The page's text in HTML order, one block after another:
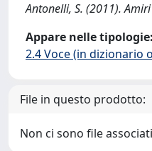
Antonelli, S. (2011).
Appare nelle tipologie:
2.4 Voce (in dizionario
File in questo prodotto:
Non ci sono file